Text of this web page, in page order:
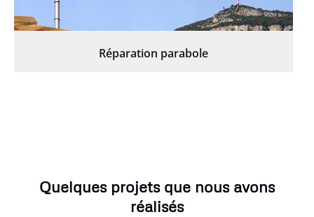
Réparation parabole
Quelques projets que nous avons
réalisés